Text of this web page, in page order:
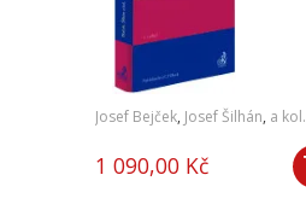
Josef Bejček, Josef Šilhán, a kol.
1 090,00 Kč